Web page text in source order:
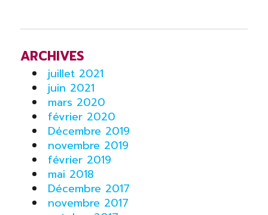
ARCHIVES
juillet 2021
juin 2021
mars 2020
février 2020
Décembre 2019
novembre 2019
février 2019
mai 2018
Décembre 2017
novembre 2017